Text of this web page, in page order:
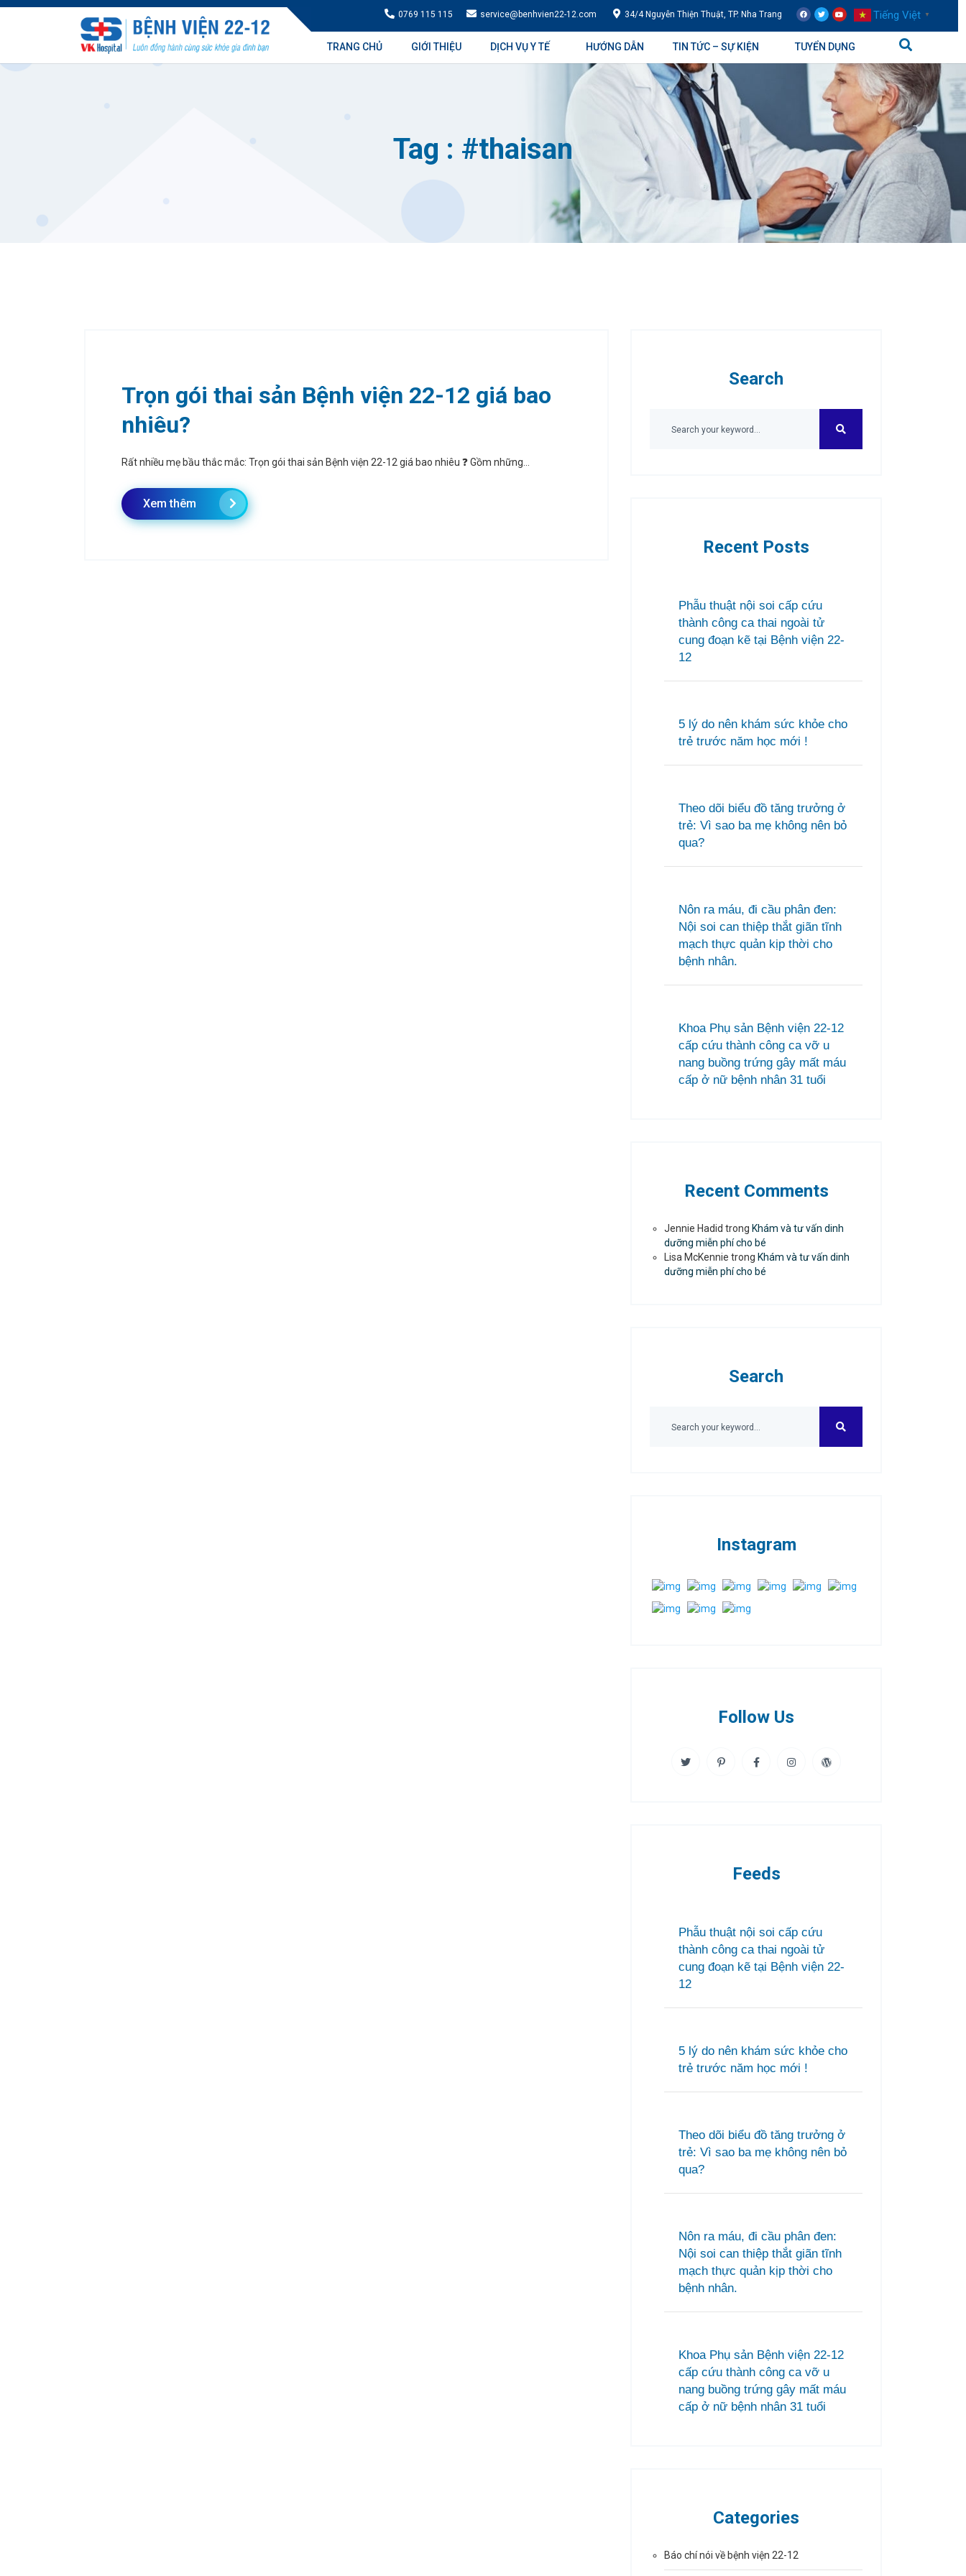
0769 115 115 service@benhvien22-12.com 34/4 Nguyễn Thiện Thuật, TP. Nha Trang Tiếng Việt ▼
TRANG CHỦ GIỚI THIỆU DỊCH VỤ Y TẾ HƯỚNG DẪN TIN TỨC – SỰ KIỆN TUYỂN DỤNG
Tag : #thaisan
Trọn gói thai sản Bệnh viện 22-12 giá bao
nhiêu?
Rất nhiều mẹ bầu thắc mắc: Trọn gói thai sản Bệnh viện 22-12 giá bao nhiêu ❓ Gồm những...
Xem thêm
Search
Recent Posts
Phẫu thuật nội soi cấp cứu
thành công ca thai ngoài tử
cung đoạn kẽ tại Bệnh viện 22-
12
5 lý do nên khám sức khỏe cho
trẻ trước năm học mới !
Theo dõi biểu đồ tăng trưởng ở
trẻ: Vì sao ba mẹ không nên bỏ
qua?
Nôn ra máu, đi cầu phân đen:
Nội soi can thiệp thắt giãn tĩnh
mạch thực quản kịp thời cho
bệnh nhân.
Khoa Phụ sản Bệnh viện 22-12
cấp cứu thành công ca vỡ u
nang buồng trứng gây mất máu
cấp ở nữ bệnh nhân 31 tuổi
Recent Comments
Jennie Hadid trong Khám và tư vấn dinh
dưỡng miễn phí cho bé
Lisa McKennie trong Khám và tư vấn dinh
dưỡng miễn phí cho bé
Search
Instagram
Follow Us
Feeds
Phẫu thuật nội soi cấp cứu
thành công ca thai ngoài tử
cung đoạn kẽ tại Bệnh viện 22-
12
5 lý do nên khám sức khỏe cho
trẻ trước năm học mới !
Theo dõi biểu đồ tăng trưởng ở
trẻ: Vì sao ba mẹ không nên bỏ
qua?
Nôn ra máu, đi cầu phân đen:
Nội soi can thiệp thắt giãn tĩnh
mạch thực quản kịp thời cho
bệnh nhân.
Khoa Phụ sản Bệnh viện 22-12
cấp cứu thành công ca vỡ u
nang buồng trứng gây mất máu
cấp ở nữ bệnh nhân 31 tuổi
Categories
Báo chí nói về bệnh viện 22-12